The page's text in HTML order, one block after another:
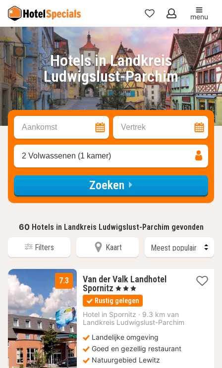
Mijn
favorieten
menu
Hotels in Landkreis
Ludwigslust-Parchim
Aankomst Vertrek
2 Volwassenen (1 kamer)
Zoeken
60 Hotels in Landkreis Ludwigslust-Parchim gevonden
Filters Kaart
7.3
Van der Valk Landhotel
Spornitz 3
nachten
vanaf
92,67
€
, 3 Sterren
Rustig gelegen
Hotel in Spornitz · 9.3 km van
Landkreis Ludwigslust-Parchim
Landelijke omgeving
Goed en gezellig restaurant
Natuurgebied Lewitz